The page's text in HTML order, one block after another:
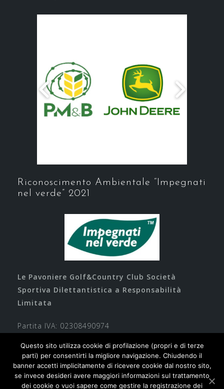
Riconoscimento Ambientale “Impegnati
nel verde” 2021
Le Pavoniere Golf&Country Club Società
Sportiva Dilettantistica a Responsabilità
Limitata
Partita IVA: 02308490974
Questo sito utilizza cookie di profilazione (propri e di terze
parti) per consentirti la migliore navigazione. Chiudendo il
banner accetti implicitamente di ricevere cookie dal nostro sito,
se invece desideri avere maggiori informazioni sul trattamento
dei cookie o vuoi sapere come gestire la registrazione dei